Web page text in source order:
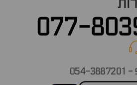
077-
call